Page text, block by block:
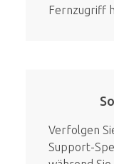
Fernzugriff
Verfolgen
Support-